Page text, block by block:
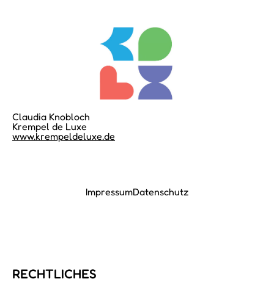
Claudia Knobloch
Krempel de Luxe
www.krempeldeluxe.de
ImpressumDatenschutz
RECHTLICHES